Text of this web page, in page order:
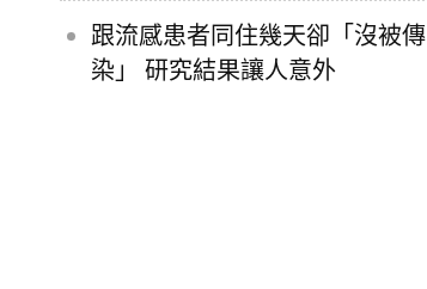
跟流感患者同住幾天卻「沒被傳
染」 研究結果讓人意外